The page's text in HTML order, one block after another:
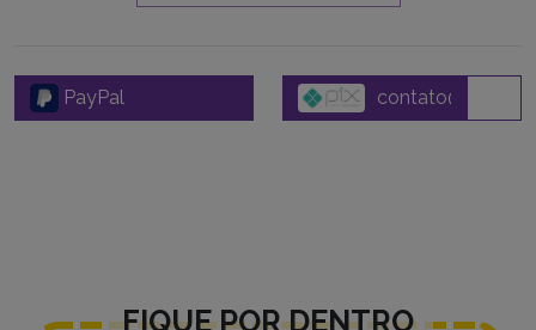
PayPal
FIQUE POR DENTRO